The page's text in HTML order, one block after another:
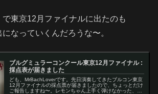
で東京12月ファイナルに出たのも
なっていくんだろうな〜。
ブルグミュラーコンクール東京12月ファイナル :
採点表が届きました
ども、MrBachLoverです。先日演奏してきたブルコン東京
12月ファイナルの採点票が届きましたので、ちょっとだけ
ご報告しますね〜。レモンちゃん上手く弾けなかった、っ